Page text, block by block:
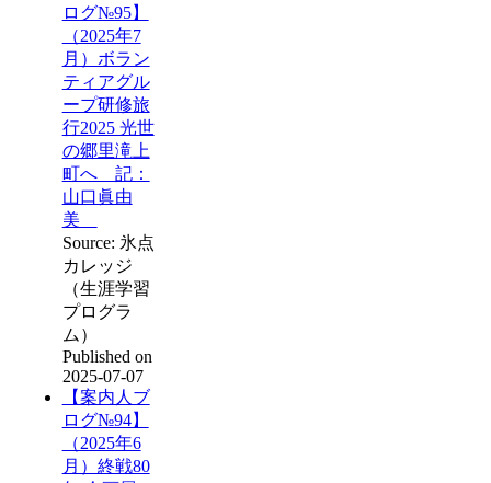
ログ№95】
（2025年7
月）ボラン
ティアグル
ープ研修旅
行2025 光世
の郷里滝上
町へ 記：
山口眞由
美
Source: 氷点
カレッジ
（生涯学習
プログラ
ム）
Published on
2025-07-07
【案内人ブ
ログ№94】
（2025年6
月）終戦80